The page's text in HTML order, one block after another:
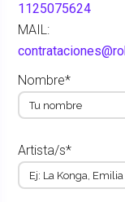
1125075624
MAIL:
Nombre*
Artista/s*